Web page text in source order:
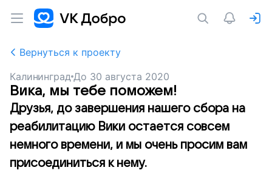
Вернуться к проекту
Калининград До 30 августа 2020
Вика, мы тебе поможем!
Друзья, до завершения нашего сбора на
реабилитацию Вики остается совсем
немного времени, и мы очень просим вам
присоединиться к нему.